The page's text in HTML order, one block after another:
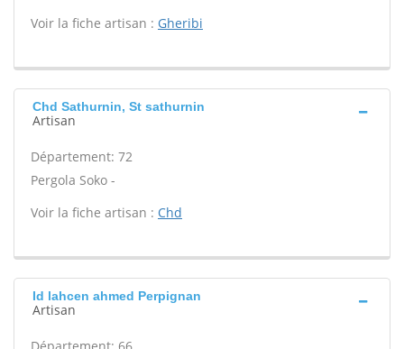
Voir la fiche artisan : Gheribi
Chd Sathurnin, St sathurnin
Artisan
Département: 72
Pergola Soko -
Voir la fiche artisan : Chd
Id lahcen ahmed Perpignan
Artisan